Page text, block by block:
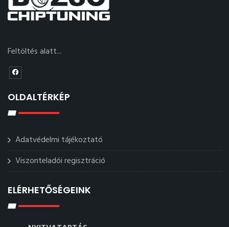
Feltöltés alatt...
OLDALTÉRKÉP
Adatvédelmi tájékoztató
Viszonteladói regisztráció
ELÉRHETŐSÉGEINK